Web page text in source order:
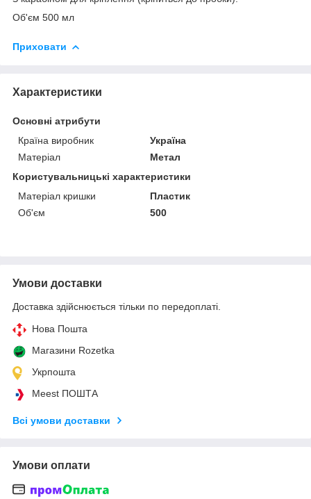
Об'єм 500 мл
Приховати
Характеристики
Основні атрибути
Країна виробник
Україна
Матеріал
Метал
Користувальницькі характеристики
Матеріал кришки
Пластик
Об'єм
500
Умови доставки
Доставка здійснюється тільки по передоплаті.
Нова Пошта
Магазини Rozetka
Укрпошта
Meest ПОШТА
Всі умови доставки
Умови оплати